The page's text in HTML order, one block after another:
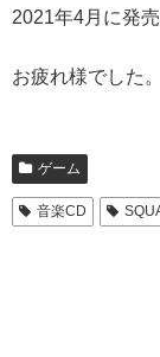
2021年4月に発
お疲れ様でした。
ゲーム
音楽CD